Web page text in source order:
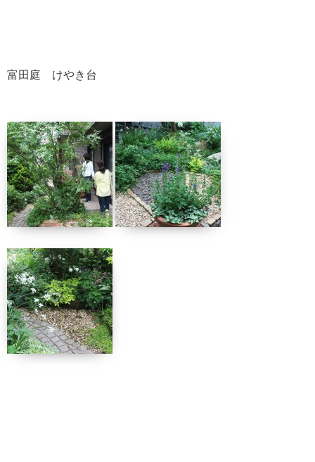
富田庭 けやき台